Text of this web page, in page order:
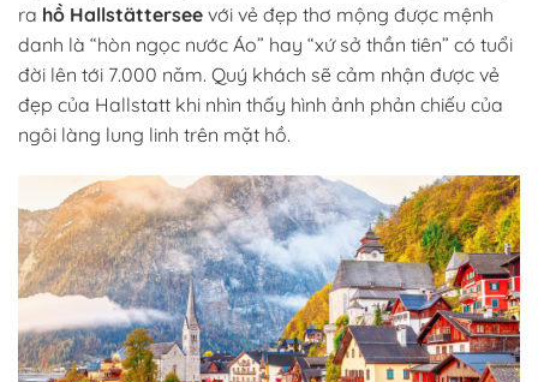
ra hồ Hallstättersee với vẻ đẹp thơ mộng được mệnh
danh là “hòn ngọc nước Áo” hay “xứ sở thần tiên” có tuổi
đời lên tới 7.000 năm. Quý khách sẽ cảm nhận được vẻ
đẹp của Hallstatt khi nhìn thấy hình ảnh phản chiếu của
ngôi làng lung linh trên mặt hồ.